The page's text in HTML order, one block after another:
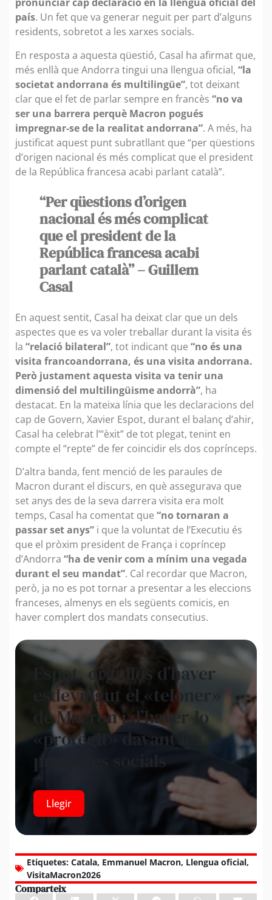
país. Un fet que va generar neguit per part d’alguns
residents, sobretot a les xarxes socials.
En resposta a aquesta qüestió, Casal ha afirmat que,
més enllà que Andorra tingui una llengua oficial, “la
societat andorrana és multilingüe”, tot deixant
clar que el fet de parlar sempre en francès “no va
ser una barrera perquè Macron pogués
impregnar-se de la realitat andorrana”. A més, ha
justificat aquest punt subratllant que “per qüestions
d’origen nacional és més complicat que el president
de la República francesa acabi parlant català”.
“Per qüestions d’origen
nacional és més complicat
que el president de la
República francesa acabi
parlant català” – Guillem
Casal
En aquest sentit, Casal ha deixat clar que un dels
aspectes que es va voler treballar durant la visita és
la “relació bilateral”, tot indicant que “no és una
visita francoandorrana, és una visita andorrana.
Però justament aquesta visita va tenir una
dimensió del multilingüisme andorrà”, ha
destacat. En la mateixa línia que les declaracions del
cap de Govern, Xavier Espot, durant el balanç d’ahir,
Casal ha celebrat l’“èxit” de tot plegat, tenint en
compte el “repte” de fer coincidir els dos coprínceps.
D’altra banda, fent menció de les paraules de
Macron durant el discurs, en què assegurava que
set anys des de la seva darrera visita era molt
temps, Casal ha comentat que “no tornaran a
passar set anys” i que la voluntat de l’Executiu és
que el pròxim president de França i copríncep
d’Andorra “ha de venir com a mínim una vegada
durant el seu mandat”. Cal recordar que Macron,
però, ja no es pot tornar a presentar a les eleccions
franceses, almenys en els següents comicis, en
haver complert dos mandats consecutius.
Espot, orgullós d’haver
esdevingut el «teloner»
de Macron i d’haver-lo
«protegit» davant les
protestes socials
Llegir
Etiquetes: Catala, Emmanuel Macron, Llengua oficial,
VisitaMacron2026
Comparteix